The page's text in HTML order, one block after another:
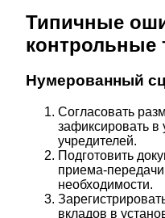
Типичные
контрольные
Нумерованный
Согласовать
зафиксировать в
учредителей.
Подготовить
приема-
необходимости.
вкладов в